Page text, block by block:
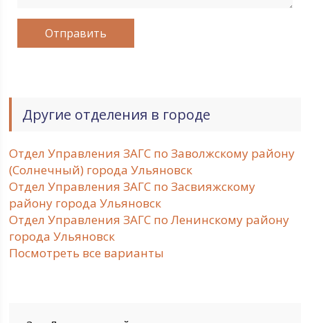
Другие отделения в городе
Отдел Управления ЗАГС по Заволжскому району
(Солнечный) города Ульяновск
Отдел Управления ЗАГС по Засвияжскому
району города Ульяновск
Отдел Управления ЗАГС по Ленинскому району
города Ульяновск
Посмотреть все варианты